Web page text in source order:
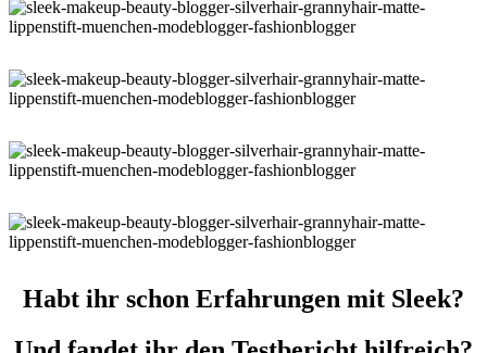
Habt ihr schon Erfahrungen mit Sleek?